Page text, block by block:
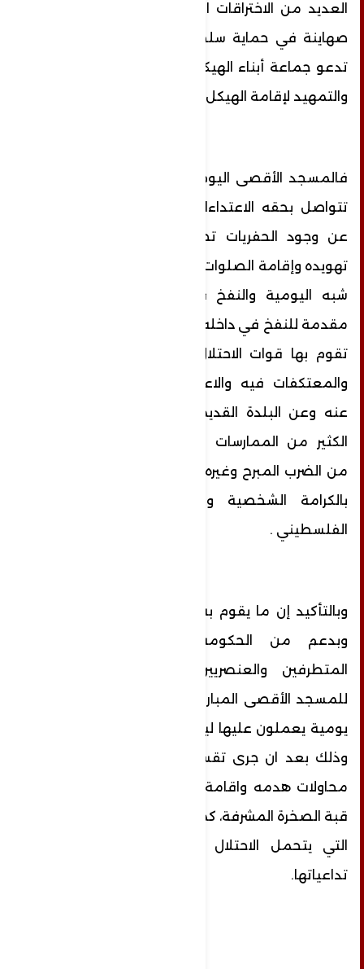
العديد من الاختراقات التي قام بها متطرّفون
صهاينة في حماية سلطات الاحتلال، وكل عام
تدعو جماعة أبناء الهيكل إلى اقتحام المسجد
والتمهيد لإقامة الهيكل، حسب زعمهم.
فالمسجد الأقصى اليوم في خطر شديد حيث
تتواصل بحقه الاعتداءات بشكل يومي، فضلًا
عن وجود الحفريات تحت أساساته ومحاولات
تهويده وإقامة الصلوات التلمودية والاقتحامات
شبه اليومية والنفخ في البوق على أبوابه
مقدمة للنفخ في داخله، وكذلك الاعتقالات التي
تقوم بها قوات الاحتلال للشبان وللمعتكفين
والمعتكفات فيه والاعتداء عليهم وابعادهم
عنه وعن البلدة القديمة من القدس وغيرها
الكثير من الممارسات والانتهاكات والاعتداءات
من الضرب المبرح وغيره من الاعتداءات والمس
بالكرامة الشخصية والجماعية لأبنا شعبنا
الفلسطيني .
وبالتأكيد إن ما يقوم به قطعان المستوطنين
وبدعم من الحكومة الإسرائيلية وخاصة
المتطرفين والعنصريين فيها من تدنيس
للمسجد الأقصى المبارك ما هي إلا مخططات
يومية يعملون عليها ليلاً نهاراً لتقسيمه مكانيا
وذلك بعد ان جرى تقسيمه زمانيا، وصولا الى
محاولات هدمه واقامة الهيكل المزعوم مكان
قبة الصخرة المشرفة، كمن يصب الزيت على النار
التي يتحمل الاحتلال كامل المسؤولية عن
تداعياتها.